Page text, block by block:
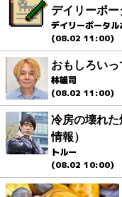
デイリーポー
デイリーポータル
(08.02 11:00)
おもしろいっ
林雄司
(08.02 11:00)
冷房の壊れ
情報）
トルー
(08.02 10:00)